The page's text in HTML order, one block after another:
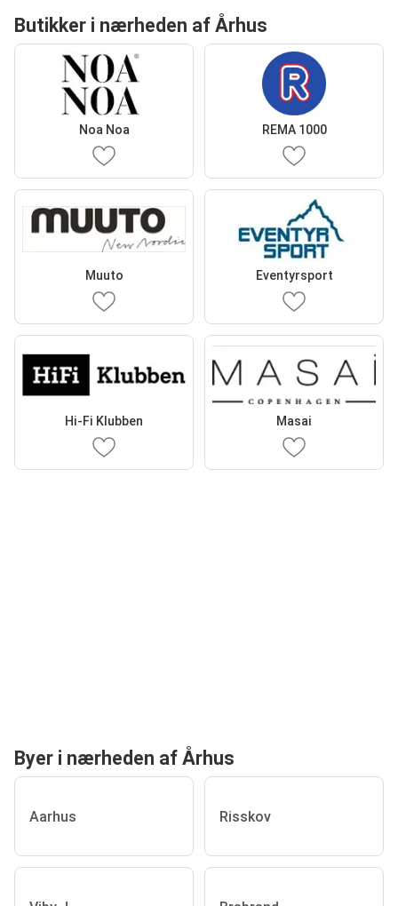
Butikker i nærheden af Århus
Noa Noa REMA 1000
Muuto Eventyrsport
Hi-Fi Klubben Masai
Byer i nærheden af Århus
Aarhus Risskov